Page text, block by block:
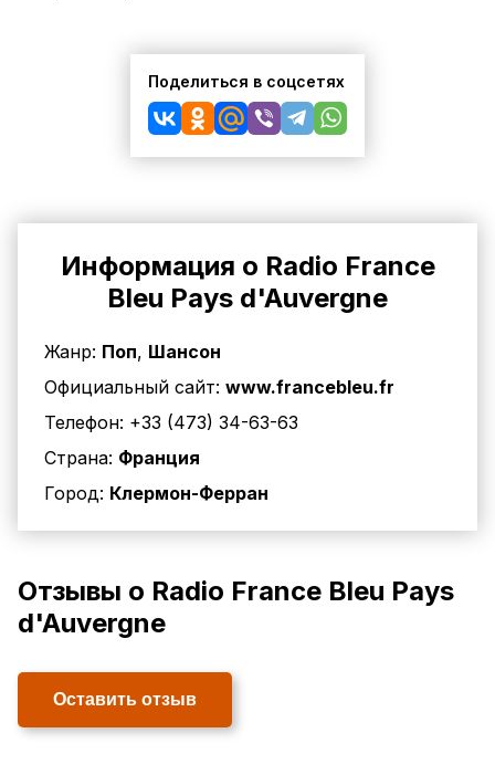
Поделиться в соцсетях
Информация о Radio France
Bleu Pays d'Auvergne
Жанр: Поп, Шансон
Официальный сайт: www.francebleu.fr
Телефон: +33 (473) 34-63-63
Страна: Франция
Город: Клермон-Ферран
Отзывы о Radio France Bleu Pays
d'Auvergne
Оставить отзыв